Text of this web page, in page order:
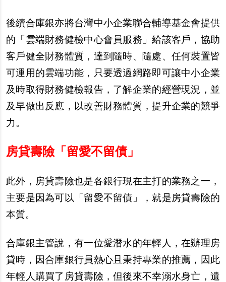
後續合庫銀亦將台灣中小企業聯合輔導基金會提供
的「雲端財務健檢中心會員服務」給該客戶，協助
客戶健全財務體質，達到隨時、隨處、任何裝置皆
可運用的雲端功能，只要透過網路即可讓中小企業
及時取得財務健檢報告，了解企業的經營現況，並
及早做出反應，以改善財務體質，提升企業的競爭
力。
房貸壽險「留愛不留債」
此外，房貸壽險也是各銀行現在主打的業務之一，
主要是因為可以「留愛不留債」，就是房貸壽險的
本質。
合庫銀主管說，有一位愛潛水的年輕人，在辦理房
貸時，因合庫銀行員熱心且秉持專業的推薦，因此
年輕人購買了房貸壽險，但後來不幸溺水身亡，遺